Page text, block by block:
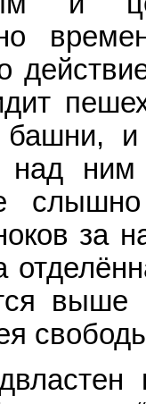
над ним
за
выше